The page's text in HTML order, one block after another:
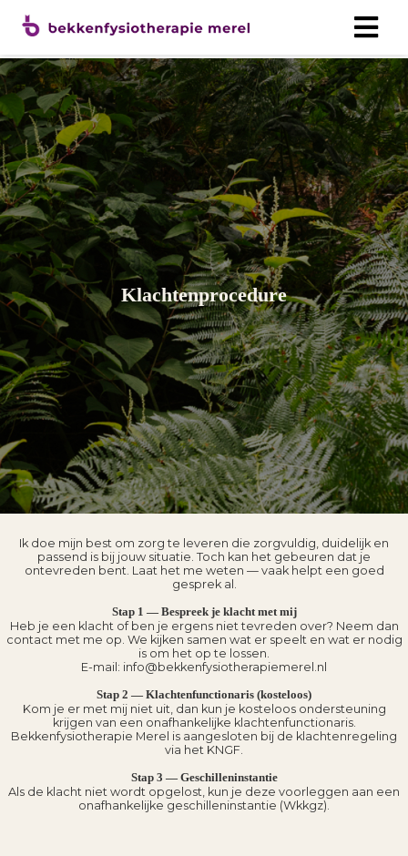
Klachtenprocedure
Ik doe mijn best om zorg te leveren die zorgvuldig, duidelijk en
passend is bij jouw situatie. Toch kan het gebeuren dat je
ontevreden bent. Laat het me weten — vaak helpt een goed
gesprek al.
Stap 1 — Bespreek je klacht met mij
Heb je een klacht of ben je ergens niet tevreden over? Neem dan
contact met me op. We kijken samen wat er speelt en wat er nodig
is om het op te lossen.
E-mail: info@bekkenfysiotherapiemerel.nl
Stap 2 — Klachtenfunctionaris (kosteloos)
Kom je er met mij niet uit, dan kun je kosteloos ondersteuning
krijgen van een onafhankelijke klachtenfunctionaris.
Bekkenfysiotherapie Merel is aangesloten bij de klachtenregeling
via het KNGF.
Stap 3 — Geschilleninstantie
Als de klacht niet wordt opgelost, kun je deze voorleggen aan een
onafhankelijke geschilleninstantie (Wkkgz).